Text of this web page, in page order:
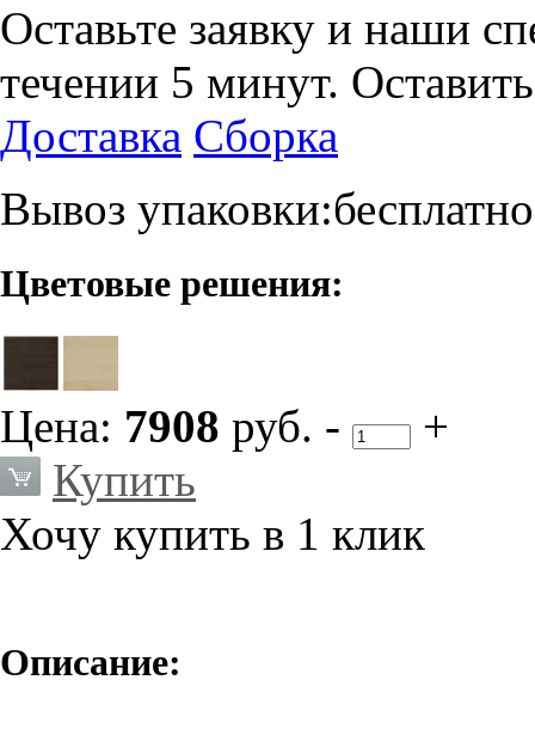
Оставьте заявку и наши
течении 5 минут.
Доставка Сборка
Вывоз упаковки:бесплатно
Цветовые решения:
Цена: 7908 руб. -
+
Купить
Хочу купить в 1 клик
Описание: